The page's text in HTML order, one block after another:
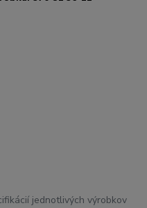
jednotlivých výrobkov